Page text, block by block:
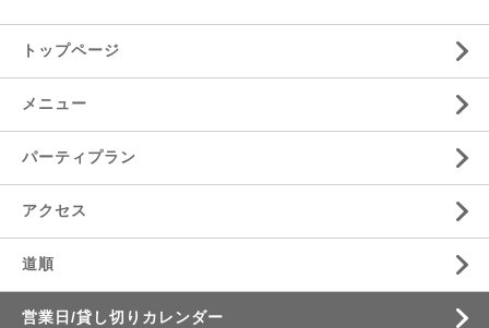
トップページ
メニュー
パーティプラン
アクセス
道順
営業日/貸し切りカレンダー